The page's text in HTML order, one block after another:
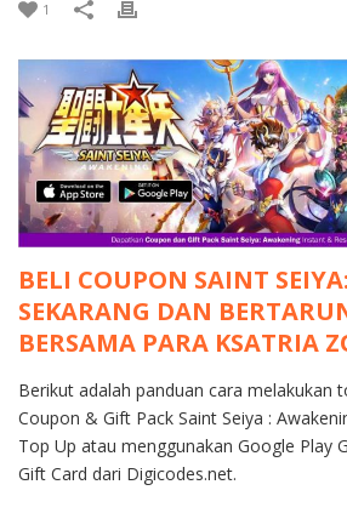
1
BELI COUPON SAINT
SEKARANG DAN
BERSAMA PARA KSATRIA
Berikut adalah panduan cara melakukan
Coupon & Gift Pack Saint Seiya :
Top Up atau menggunakan Google Play
Gift Card dari Digicodes.net.